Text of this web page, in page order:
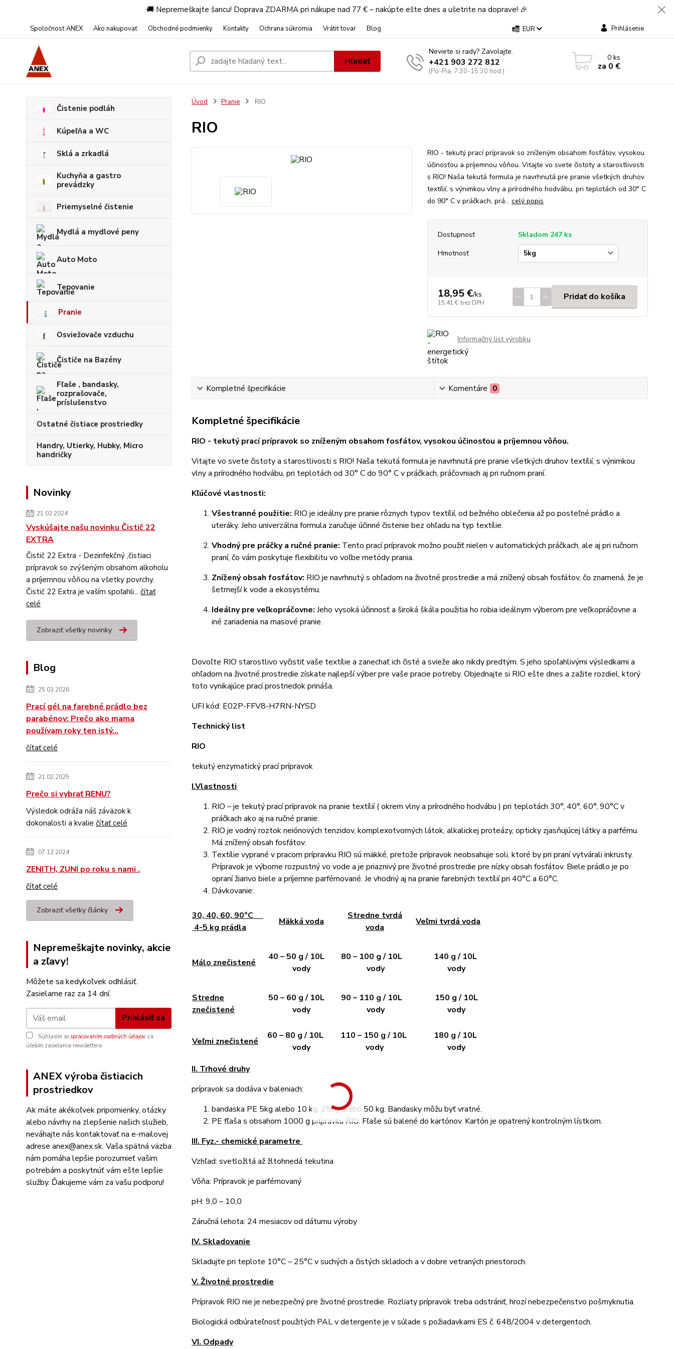
🚚 Nepremeškajte šancu! Doprava ZDARMA pri nákupe nad 77 € – nakúpte ešte dnes a ušetrite na doprave! 🎉
Spoločnosť ANEX Ako nakupovať Obchodné podmienky Kontakty Ochrana súkromia Vrátiť tovar Blog EUR Prihlásenie
Hľadať
Neviete si rady? Zavolajte.
+421 903 272 812
(Po-Pia, 7:30-15:30 hod.)
0ks
za 0 €
Čistenie podláh
Kúpeľňa a WC
Sklá a zrkadlá
Kuchyňa a gastro
prevádzky
Priemyselné čistenie
Mydlá a mydlové peny
Auto Moto
Tepovanie
Pranie
Osviežovače vzduchu
Čističe na Bazény
Fľaše , bandasky,
rozprašovače,
príslušenstvo
Ostatné čistiace prostriedky
Handry, Utierky, Hubky, Micro
handričky
Novinky
21.02.2024
Vyskúšajte našu novinku Čistič 22
EXTRA
Čistič 22 Extra - Dezinfekčný ,čistiaci
prípravok so zvýšeným obsahom alkoholu
a príjemnou vôňou na všetky povrchy.
Čistič 22 Extra je vaším spoľahli... čítať
celé
Zobraziť všetky novinky
Blog
25.03.2026
Prací gél na farebné prádlo bez
parabénov: Prečo ako mama
používam roky ten istý...
čítať celé
21.02.2025
Prečo si vybrať RENU?
Výsledok odráža náš záväzok k
dokonalosti a kvalie čítať celé
07.12.2024
ZENITH, ZUNI po roku s nami .
čítať celé
Zobraziť všetky články
Nepremeškajte novinky, akcie
a zľavy!
Môžete sa kedykoľvek odhlásiť.
Zasielame raz za 14 dní.
Prihlásiť sa
Súhlasím so spracovaním osobných údajov za
účelom zasielania newslettera.
ANEX výroba čistiacich
prostriedkov
Ak máte akékoľvek pripomienky, otázky
alebo návrhy na zlepšenie našich služieb,
neváhajte nás kontaktovať na e-mailovej
adrese anex@anex.sk. Vaša spätná väzba
nám pomáha lepšie porozumieť vašim
potrebám a poskytnúť vám ešte lepšie
služby. Ďakujeme vám za vašu podporu!
Úvod Pranie RIO
RIO
RIO - tekutý prací prípravok so zníženým obsahom fosfátov, vysokou
účinosťou a príjemnou vôňou. Vitajte vo svete čistoty a starostlivosti
s RIO! Naša tekutá formula je navrhnutá pre pranie všetkých druhov
textílií, s výnimkou vlny a prírodného hodvábu, pri teplotách od 30° C
do 90° C v práčkach, prá... celý popis
Dostupnosť
Skladom 247 ks
Hmotnosť
18,95 €/ks
15,41 € bez DPH
Pridať do košíka
Informačný list výrobku
Kompletné špecifikácie Komentáre 0
Kompletné špecifikácie
RIO - tekutý prací prípravok so zníženým obsahom fosfátov, vysokou účinosťou a príjemnou vôňou.
Vitajte vo svete čistoty a starostlivosti s RIO! Naša tekutá formula je navrhnutá pre pranie všetkých druhov textílií, s výnimkou
vlny a prírodného hodvábu, pri teplotách od 30° C do 90° C v práčkach, práčovniach aj pri ručnom praní.
Kľúčové vlastnosti:
Všestranné použitie: RIO je ideálny pre pranie rôznych typov textílií, od bežného oblečenia až po posteľné prádlo a
uteráky. Jeho univerzálna formula zaručuje účinné čistenie bez ohľadu na typ textílie.
Vhodný pre práčky a ručné pranie: Tento prací prípravok možno použiť nielen v automatických práčkach, ale aj pri ručnom
praní, čo vám poskytuje flexibilitu vo voľbe metódy prania.
Znížený obsah fosfátov: RIO je navrhnutý s ohľadom na životné prostredie a má znížený obsah fosfátov, čo znamená, že je
šetrnejší k vode a ekosystému.
Ideálny pre veľkopráčovne: Jeho vysoká účinnosť a široká škála použitia ho robia ideálnym výberom pre veľkopráčovne a
iné zariadenia na masové pranie.
Dovoľte RIO starostlivo vyčistiť vaše textílie a zanechať ich čisté a svieže ako nikdy predtým. S jeho spoľahlivými výsledkami a
ohľadom na životné prostredie získate najlepší výber pre vaše pracie potreby. Objednajte si RIO ešte dnes a zažite rozdiel, ktorý
toto vynikajúce prací prostriedok prináša.
UFI kód: E02P-FFV8-H7RN-NYSD
Technický list
RIO
tekutý enzymatický prací prípravok
I.Vlastnosti
RIO – je tekutý prací prípravok na pranie textílií ( okrem vlny a prírodného hodvábu ) pri teplotách 30°, 40°, 60°, 90°C v
práčkach ako aj na ručné pranie.
RIO je vodný roztok neiónových tenzidov, komplexotvorných látok, alkalickej proteázy, opticky zjasňujúcej látky a parfému.
Má znížený obsah fosfátov.
Textílie vyprané v pracom prípravku RIO sú mäkké, pretože prípravok neobsahuje soli, ktoré by pri praní vytvárali inkrusty.
Prípravok je výborne rozpustný vo vode a je priaznivý pre životné prostredie pre nízky obsah fosfátov. Biele prádlo je po
opraní žiarivo biele a príjemne parfémované. Je vhodný aj na pranie farebných textílií pri 40°C a 60°C.
Dávkovanie:
30, 40, 60, 90°C
4-5 kg prádla
Mäkká voda
Stredne tvrdá
voda
Veľmi tvrdá voda
Málo znečistené
40 – 50 g / 10L
vody
80 – 100 g / 10L
vody
140 g / 10L
vody
Stredne
znečistené
50 – 60 g / 10L
vody
90 – 110 g / 10L
vody
150 g / 10L
vody
Veľmi znečistené
60 – 80 g / 10L
vody
110 – 150 g / 10L
vody
180 g / 10L
vody
II. Trhové druhy
prípravok sa dodáva v baleniach:
bandaska PE 5kg alebo 10 kg, 25kg alebo 50 kg. Bandasky môžu byť vratné.
PE fľaša s obsahom 1000 g prípravku RIO. Fľaše sú balené do kartónov. Kartón je opatrený kontrolným lístkom.
III. Fyz.- chemické parametre
Vzhľad: svetložltá až žltohnedá tekutina
Vôňa: Prípravok je parfémovaný
pH: 9,0 – 10,0
Záručná lehota: 24 mesiacov od dátumu výroby
IV. Skladovanie
Skladujte pri teplote 10°C – 25°C v suchých a čistých skladoch a v dobre vetraných priestoroch.
V. Životné prostredie
Prípravok RIO nie je nebezpečný pre životné prostredie. Rozliaty prípravok treba odstrániť, hrozí nebezpečenstvo pošmyknutia.
Biologická odbúrateľnosť použitých PAL v detergente je v súlade s požiadavkami ES č. 648/2004 v detergentoch.
VI. Odpady